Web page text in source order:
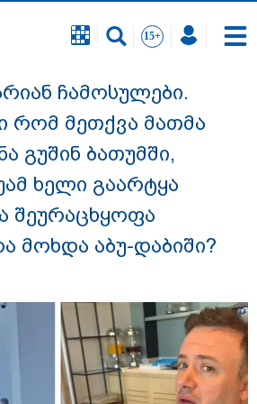
საქმეზე ნია იმნაძეს და
ბრალდება
ჩამოსულები.
რომ მეთქვა მათმა
გუშინ ბათუმში,
ხელი გაარტყა
შეურაცხყოფა
მოხდა აბუ-დაბიში?